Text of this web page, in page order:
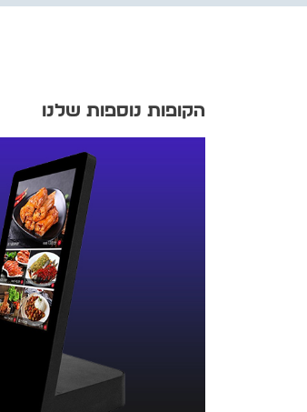
הקופות נוספות שלנו